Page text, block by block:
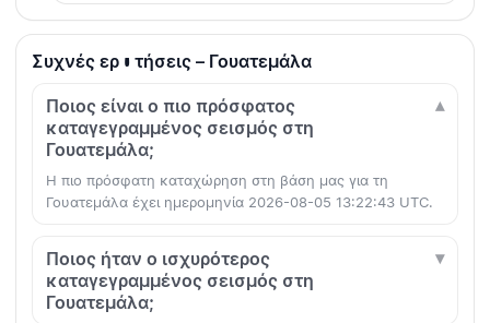
Συχνές ερωτήσεις – Γουατεμάλα
Ποιος είναι ο πιο πρόσφατος
καταγεγραμμένος σεισμός στη
Γουατεμάλα;
Η πιο πρόσφατη καταχώρηση στη βάση μας για τη
Γουατεμάλα έχει ημερομηνία 2026-08-05 13:22:43 UTC.
Ποιος ήταν ο ισχυρότερος
καταγεγραμμένος σεισμός στη
Γουατεμάλα;